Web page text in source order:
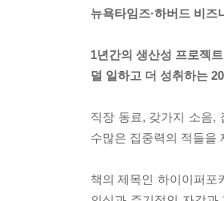
뉴욕타임즈·하버드 비즈
1년간의 생산성 프로젝
덜 일하고 더 성취하는
직장 동료, 갖가지 소음,
수많은 집중력의 적들을
책의 제목인 하이이퍼포